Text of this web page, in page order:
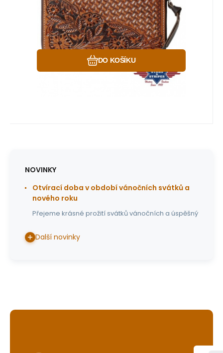
DO KOŠÍKU
Oblíbený
Porovnat
NOVINKY
Otvírací doba v období vánočních svátků a
nového roku
Přejeme krásné prožití svátků vánočních a úspěšný
Další novinky